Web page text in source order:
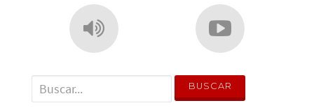
' . __('Search for:') . '